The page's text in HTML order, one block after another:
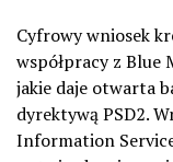
Cyfrowy wniosek
współpracy z Blue
jakie daje otwarta
dyrektywą PSD2.
Information